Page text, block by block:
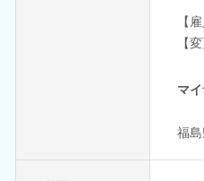
【
【
マ
福